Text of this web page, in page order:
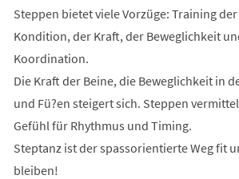
Steppen bietet viele Vorzüge: Training
Kondition, der Kraft, der Beweglichkeit
Koordination.
Die Kraft der Beine, die Beweglichkeit in
und Fü?en steigert sich. Steppen
Gefühl für Rhythmus und Timing.
Steptanz ist der spassorientierte Weg fit
bleiben!